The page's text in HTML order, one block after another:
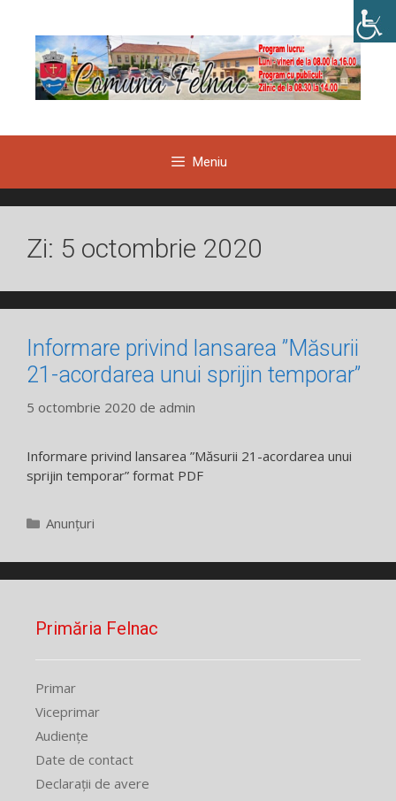
conținut
Meniu
Zi: 5 octombrie 2020
Informare privind lansarea ”Măsurii
21-acordarea unui sprijin temporar”
5 octombrie 2020 de admin
Informare privind lansarea ”Măsurii 21-acordarea unui
sprijin temporar” format PDF
Categorii
Anunțuri
Primăria Felnac
Primar
Viceprimar
Audiențe
Date de contact
Declarații de avere